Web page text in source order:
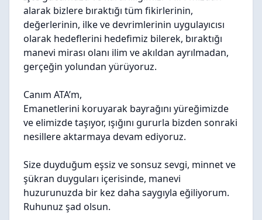
alarak bizlere bıraktığı tüm fikirlerinin,
değerlerinin, ilke ve devrimlerinin uygulayıcısı
olarak hedeflerini hedefimiz bilerek, bıraktığı
manevi mirası olanı ilim ve akıldan ayrılmadan,
gerçeğin yolundan yürüyoruz.
Canım ATA’m,
Emanetlerini koruyarak bayrağını yüreğimizde
ve elimizde taşıyor, ışığını gururla bizden sonraki
nesillere aktarmaya devam ediyoruz.
Size duyduğum eşsiz ve sonsuz sevgi, minnet ve
şükran duyguları içerisinde, manevi
huzurunuzda bir kez daha saygıyla eğiliyorum.
Ruhunuz şad olsun.